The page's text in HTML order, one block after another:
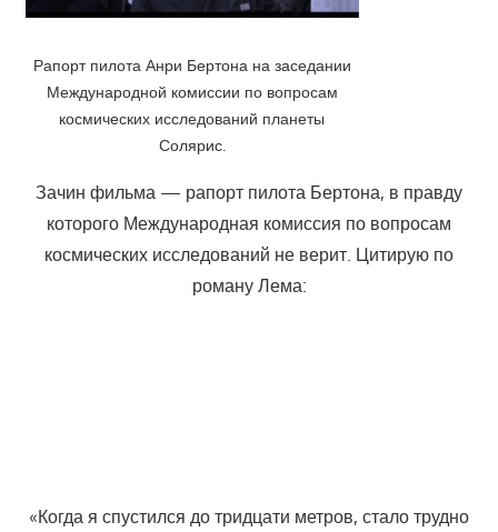
Рапорт пилота Анри Бертона на заседании
Международной комиссии по вопросам
космических исследований планеты
Солярис.
Зачин фильма — рапорт пилота Бертона, в правду
которого Международная комиссия по вопросам
космических исследований не верит. Цитирую по
роману Лема:
«Когда я спустился до тридцати метров, стало трудно